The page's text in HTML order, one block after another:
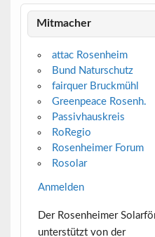
Mitmacher
attac Rosenheim
Bund Naturschutz
fairquer Bruckmühl
Greenpeace Rosenh.
Passivhauskreis
RoRegio
Rosenheimer Forum
Rosolar
Anmelden
Der Rosenheimer
unterstützt von der